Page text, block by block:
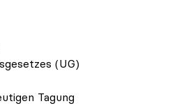
(UG)
Tagung